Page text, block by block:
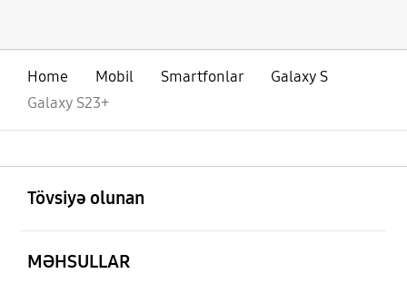
Home Mobil Smartfonlar
Galaxy S
Galaxy S23+
Tövsiyə olunan
MƏHSULLAR